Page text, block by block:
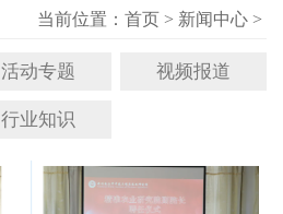
当前位置：首页 > 新闻中心 >
活动专题 视频报道
行业知识